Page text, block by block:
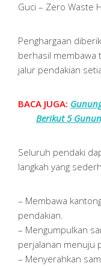
Guci – Zero Waste
Penghargaan
berhasil membawa
jalur pendakian
BACA JUGA:
Berikut 5
Seluruh pendaki
langkah yang
– Membawa
pendakian.
– Mengumpulkan
perjalanan menuju
– Menyerahkan